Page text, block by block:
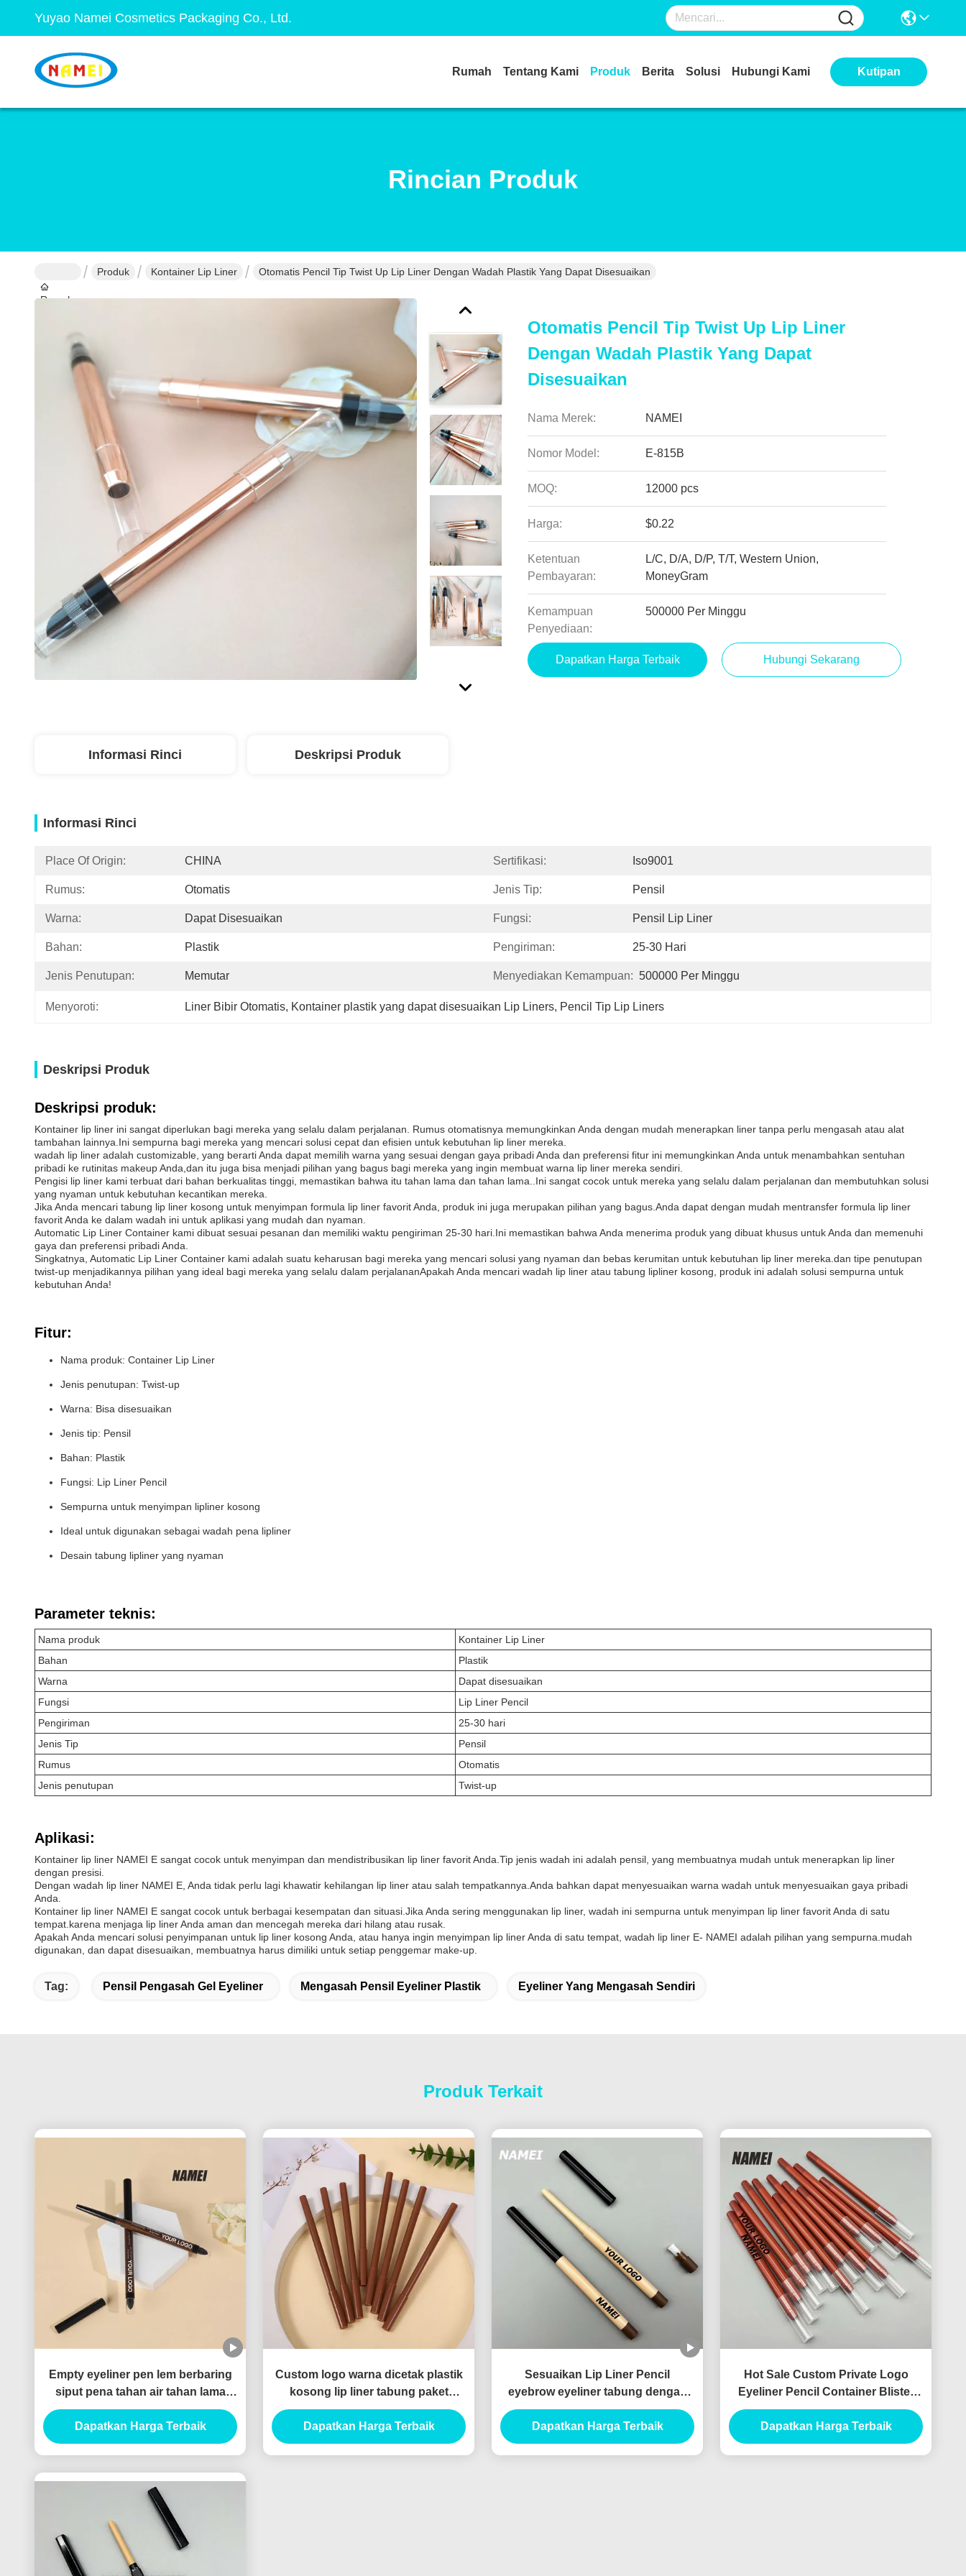
Yuyao Namei Cosmetics Packaging Co., Ltd.
Rumah Tentang Kami Produk Berita Solusi Hubungi Kami Kutipan
Rincian Produk
Rumah
Produk Kontainer Lip Liner Otomatis Pencil Tip Twist Up Lip Liner Dengan Wadah Plastik Yang Dapat Disesuaikan
Otomatis Pencil Tip Twist Up Lip Liner
Dengan Wadah Plastik Yang Dapat
Disesuaikan
Nama Merek: NAMEI
Nomor Model: E-815B
MOQ: 12000 pcs
Harga: $0.22
Ketentuan
Pembayaran:
L/C, D/A, D/P, T/T, Western Union,
MoneyGram
Kemampuan
Penyediaan:
500000 Per Minggu
Dapatkan Harga Terbaik Hubungi Sekarang
Informasi Rinci Deskripsi Produk
Informasi Rinci
Place Of Origin: CHINA Sertifikasi: Iso9001
Rumus: Otomatis Jenis Tip: Pensil
Warna: Dapat Disesuaikan Fungsi: Pensil Lip Liner
Bahan: Plastik Pengiriman: 25-30 Hari
Jenis Penutupan: Memutar Menyediakan Kemampuan: 500000 Per Minggu
Menyoroti: Liner Bibir Otomatis, Kontainer plastik yang dapat disesuaikan Lip Liners, Pencil Tip Lip Liners
Deskripsi Produk
Deskripsi produk:
Kontainer lip liner ini sangat diperlukan bagi mereka yang selalu dalam perjalanan. Rumus otomatisnya memungkinkan Anda dengan mudah menerapkan liner tanpa perlu mengasah atau alat
tambahan lainnya.Ini sempurna bagi mereka yang mencari solusi cepat dan efisien untuk kebutuhan lip liner mereka.
wadah lip liner adalah customizable, yang berarti Anda dapat memilih warna yang sesuai dengan gaya pribadi Anda dan preferensi fitur ini memungkinkan Anda untuk menambahkan sentuhan
pribadi ke rutinitas makeup Anda,dan itu juga bisa menjadi pilihan yang bagus bagi mereka yang ingin membuat warna lip liner mereka sendiri.
Pengisi lip liner kami terbuat dari bahan berkualitas tinggi, memastikan bahwa itu tahan lama dan tahan lama..Ini sangat cocok untuk mereka yang selalu dalam perjalanan dan membutuhkan solusi
yang nyaman untuk kebutuhan kecantikan mereka.
Jika Anda mencari tabung lip liner kosong untuk menyimpan formula lip liner favorit Anda, produk ini juga merupakan pilihan yang bagus.Anda dapat dengan mudah mentransfer formula lip liner
favorit Anda ke dalam wadah ini untuk aplikasi yang mudah dan nyaman.
Automatic Lip Liner Container kami dibuat sesuai pesanan dan memiliki waktu pengiriman 25-30 hari.Ini memastikan bahwa Anda menerima produk yang dibuat khusus untuk Anda dan memenuhi
gaya dan preferensi pribadi Anda.
Singkatnya, Automatic Lip Liner Container kami adalah suatu keharusan bagi mereka yang mencari solusi yang nyaman dan bebas kerumitan untuk kebutuhan lip liner mereka.dan tipe penutupan
twist-up menjadikannya pilihan yang ideal bagi mereka yang selalu dalam perjalananApakah Anda mencari wadah lip liner atau tabung lipliner kosong, produk ini adalah solusi sempurna untuk
kebutuhan Anda!
Fitur:
Nama produk: Container Lip Liner
Jenis penutupan: Twist-up
Warna: Bisa disesuaikan
Jenis tip: Pensil
Bahan: Plastik
Fungsi: Lip Liner Pencil
Sempurna untuk menyimpan lipliner kosong
Ideal untuk digunakan sebagai wadah pena lipliner
Desain tabung lipliner yang nyaman
Parameter teknis:
Nama produk
Kontainer Lip Liner
Bahan
Plastik
Warna
Dapat disesuaikan
Fungsi
Lip Liner Pencil
Pengiriman
25-30 hari
Jenis Tip
Pensil
Rumus
Otomatis
Jenis penutupan
Twist-up
Aplikasi:
Kontainer lip liner NAMEI E sangat cocok untuk menyimpan dan mendistribusikan lip liner favorit Anda.Tip jenis wadah ini adalah pensil, yang membuatnya mudah untuk menerapkan lip liner
dengan presisi.
Dengan wadah lip liner NAMEI E, Anda tidak perlu lagi khawatir kehilangan lip liner atau salah tempatkannya.Anda bahkan dapat menyesuaikan warna wadah untuk menyesuaikan gaya pribadi
Anda.
Kontainer lip liner NAMEI E sangat cocok untuk berbagai kesempatan dan situasi.Jika Anda sering menggunakan lip liner, wadah ini sempurna untuk menyimpan lip liner favorit Anda di satu
tempat.karena menjaga lip liner Anda aman dan mencegah mereka dari hilang atau rusak.
Apakah Anda mencari solusi penyimpanan untuk lip liner kosong Anda, atau hanya ingin menyimpan lip liner Anda di satu tempat, wadah lip liner E- NAMEI adalah pilihan yang sempurna.mudah
digunakan, dan dapat disesuaikan, membuatnya harus dimiliki untuk setiap penggemar make-up.
Tag: Pensil Pengasah Gel Eyeliner Mengasah Pensil Eyeliner Plastik Eyeliner Yang Mengasah Sendiri
Produk Terkait
Empty eyeliner pen lem berbaring
siput pena tahan air tahan lama
kustom gel eyeliner pensil
Kontainer
Dapatkan Harga Terbaik
Custom logo warna dicetak plastik
kosong lip liner tabung paket
wadah tipis lipliner tabung
Dapatkan Harga Terbaik
Sesuaikan Lip Liner Pencil
eyebrow eyeliner tabung dengan
sikat lip liner pensil wadah dengan
chipper
Dapatkan Harga Terbaik
Hot Sale Custom Private Logo
Eyeliner Pencil Container Blister
pencil Slim Empty Lip Liner Tube
Bahan yang dapat direncanakan
Dapatkan Harga Terbaik